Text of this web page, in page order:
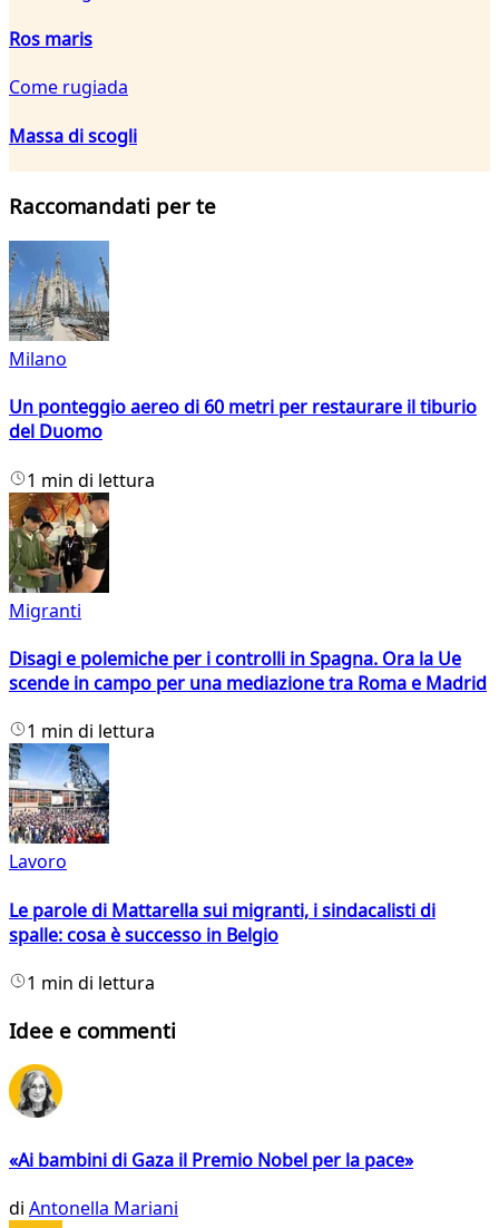
Ros maris
Come rugiada
Massa di scogli
Raccomandati per te
Milano
Un ponteggio aereo di 60 metri per restaurare il tiburio
del Duomo
1 min di lettura
Migranti
Disagi e polemiche per i controlli in Spagna. Ora la Ue
scende in campo per una mediazione tra Roma e Madrid
1 min di lettura
Lavoro
Le parole di Mattarella sui migranti, i sindacalisti di
spalle: cosa è successo in Belgio
1 min di lettura
Idee e commenti
«Ai bambini di Gaza il Premio Nobel per la pace»
di Antonella Mariani